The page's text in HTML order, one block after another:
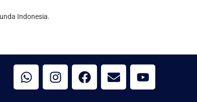
Indonesia.
h
a
n
s
a
c
n
v
o
u